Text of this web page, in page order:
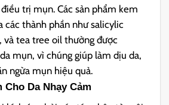
trị mụn. Các sản phẩm kem
các thành phần như salicylic
và tea tree oil thường được
mụn, vì chúng giúp làm dịu da,
ngừa mụn hiệu quả.
Cho Da Nhạy Cảm